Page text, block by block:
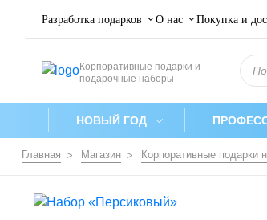
Разработка подарков О нас Покупка и
Корпоративные подарки и
подарочные наборы
НОВЫЙ ГОД
Главная Магазин Корпоративные подарки